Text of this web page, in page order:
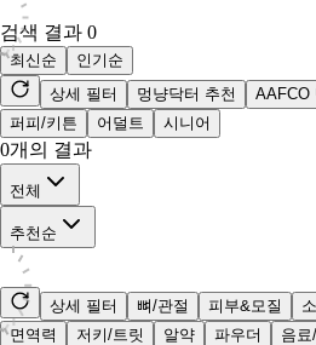
검색 결과 0
최신순
인기순
상세 필터
멍냥닥터 추천 AAFCO
퍼피/키튼
어덜트 시니어
0개의 결과
전체
추천순
상세 필터 뼈/관절 피부&모질
면역력
저키/트릿 알약 파우더 음료